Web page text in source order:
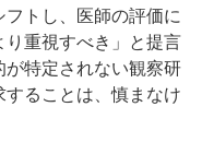
トし、医師の評価に
重視すべき」と提言
が特定されない観察研
ることは、慎まなけ